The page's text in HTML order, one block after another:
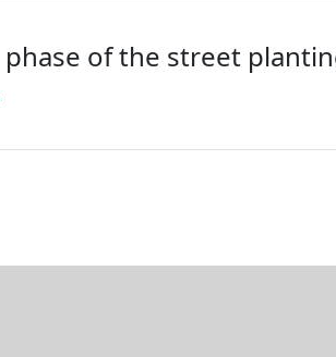
phase of the street